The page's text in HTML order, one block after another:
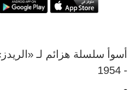
- 1954